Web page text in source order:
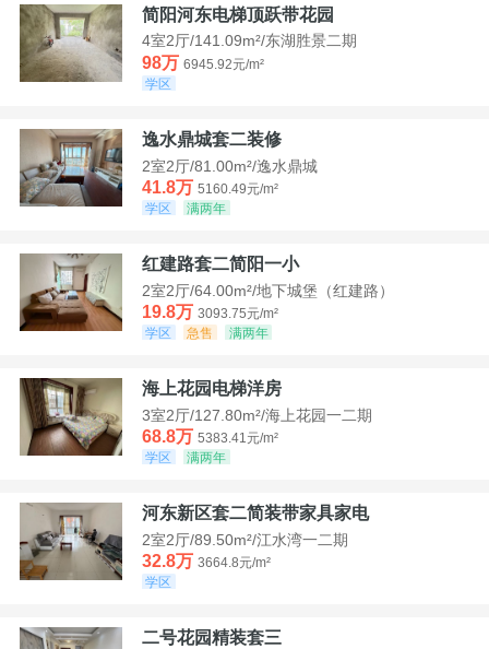
简阳河东电梯顶跃带花园
4室2厅/141.09m²/东湖胜景二期
98万 6945.92元/m²
学区
逸水鼎城套二装修
2室2厅/81.00m²/逸水鼎城
41.8万 5160.49元/m²
学区
满两年
红建路套二简阳一小
2室2厅/64.00m²/地下城堡（红建路）
19.8万 3093.75元/m²
学区
急售 满两年
海上花园电梯洋房
3室2厅/127.80m²/海上花园一二期
68.8万 5383.41元/m²
学区
满两年
河东新区套二简装带家具家电
2室2厅/89.50m²/江水湾一二期
32.8万 3664.8元/m²
学区
二号花园精装套三